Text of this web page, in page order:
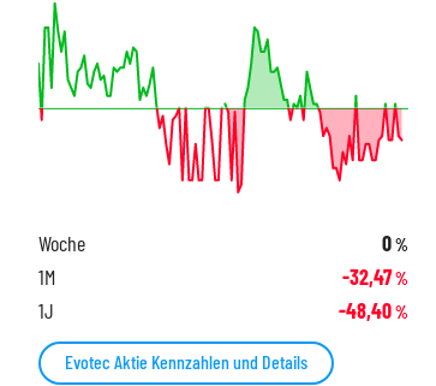
Woche 0%
1M -32,47%
1J -48,40%
Evotec Aktie Kennzahlen und Details